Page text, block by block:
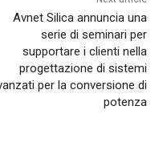
Avnet Silica annuncia una
serie di seminari per
supportare i clienti nella
progettazione di sistemi
per la conversione di
potenza